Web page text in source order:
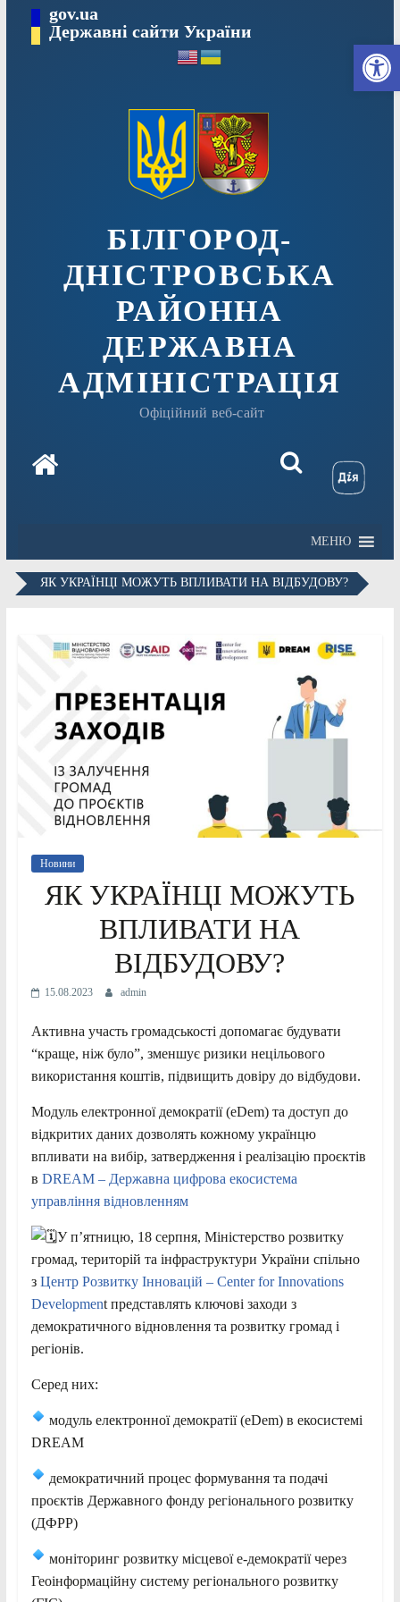
вмісту
gov.ua
Державні сайти України
БІЛГОРОД-
ДНІСТРОВСЬКА
РАЙОННА
ДЕРЖАВНА
АДМІНІСТРАЦІЯ
Офіційний веб-сайт
МЕНЮ
ЯК УКРАЇНЦІ МОЖУТЬ ВПЛИВАТИ НА ВІДБУДОВУ?
Новини
ЯК УКРАЇНЦІ МОЖУТЬ
ВПЛИВАТИ НА
ВІДБУДОВУ?
15.08.2023 admin
Активна участь громадськості допомагає будувати
“краще, ніж було”, зменшує ризики нецільового
використання коштів, підвищить довіру до відбудови.
Модуль електронної демократії (eDem) та доступ до
відкритих даних дозволять кожному українцю
впливати на вибір, затвердження і реалізацію проєктів
в DREAM – Державна цифрова екосистема
управління відновленням
У п’ятницю, 18 серпня, Міністерство розвитку
громад, територій та інфраструктури України спільно
зЦентр Розвитку Інновацій – Center for Innovations
Development представлять ключові заходи з
демократичного відновлення та розвитку громад і
регіонів.
Серед них:
модуль електронної демократії (eDem) в екосистемі
DREAM
демократичний процес формування та подачі
проєктів Державного фонду регіонального розвитку
(ДФРР)
моніторинг розвитку місцевої е-демократії через
Геоінформаційну систему регіонального розвитку